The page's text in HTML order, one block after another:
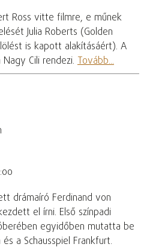
Ross vitte filmre, e műnek
Julia Roberts (Golden
is kapott alakításáért). A
Cili rendezi. Tovább...
drámaíró Ferdinand von
el írni. Első színpadi
egyidőben mutatta be
a Schausspiel Frankfurt.